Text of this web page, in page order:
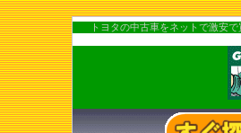
トヨタの中古車をネットで激安